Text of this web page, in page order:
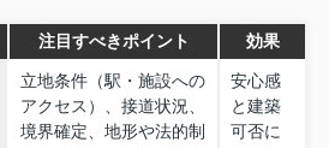
注目すべきポイント 効果
立地条件（駅・施設への
アクセス）、接道状況、
境界確定、地形や法的制
安心感
と建築
可否に